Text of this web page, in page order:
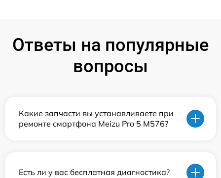
Ответы на популярные
вопросы
Какие запчасти вы устанавливаете при
ремонте смартфона Meizu Pro 5 M576?
Есть ли у вас бесплатная диагностика?